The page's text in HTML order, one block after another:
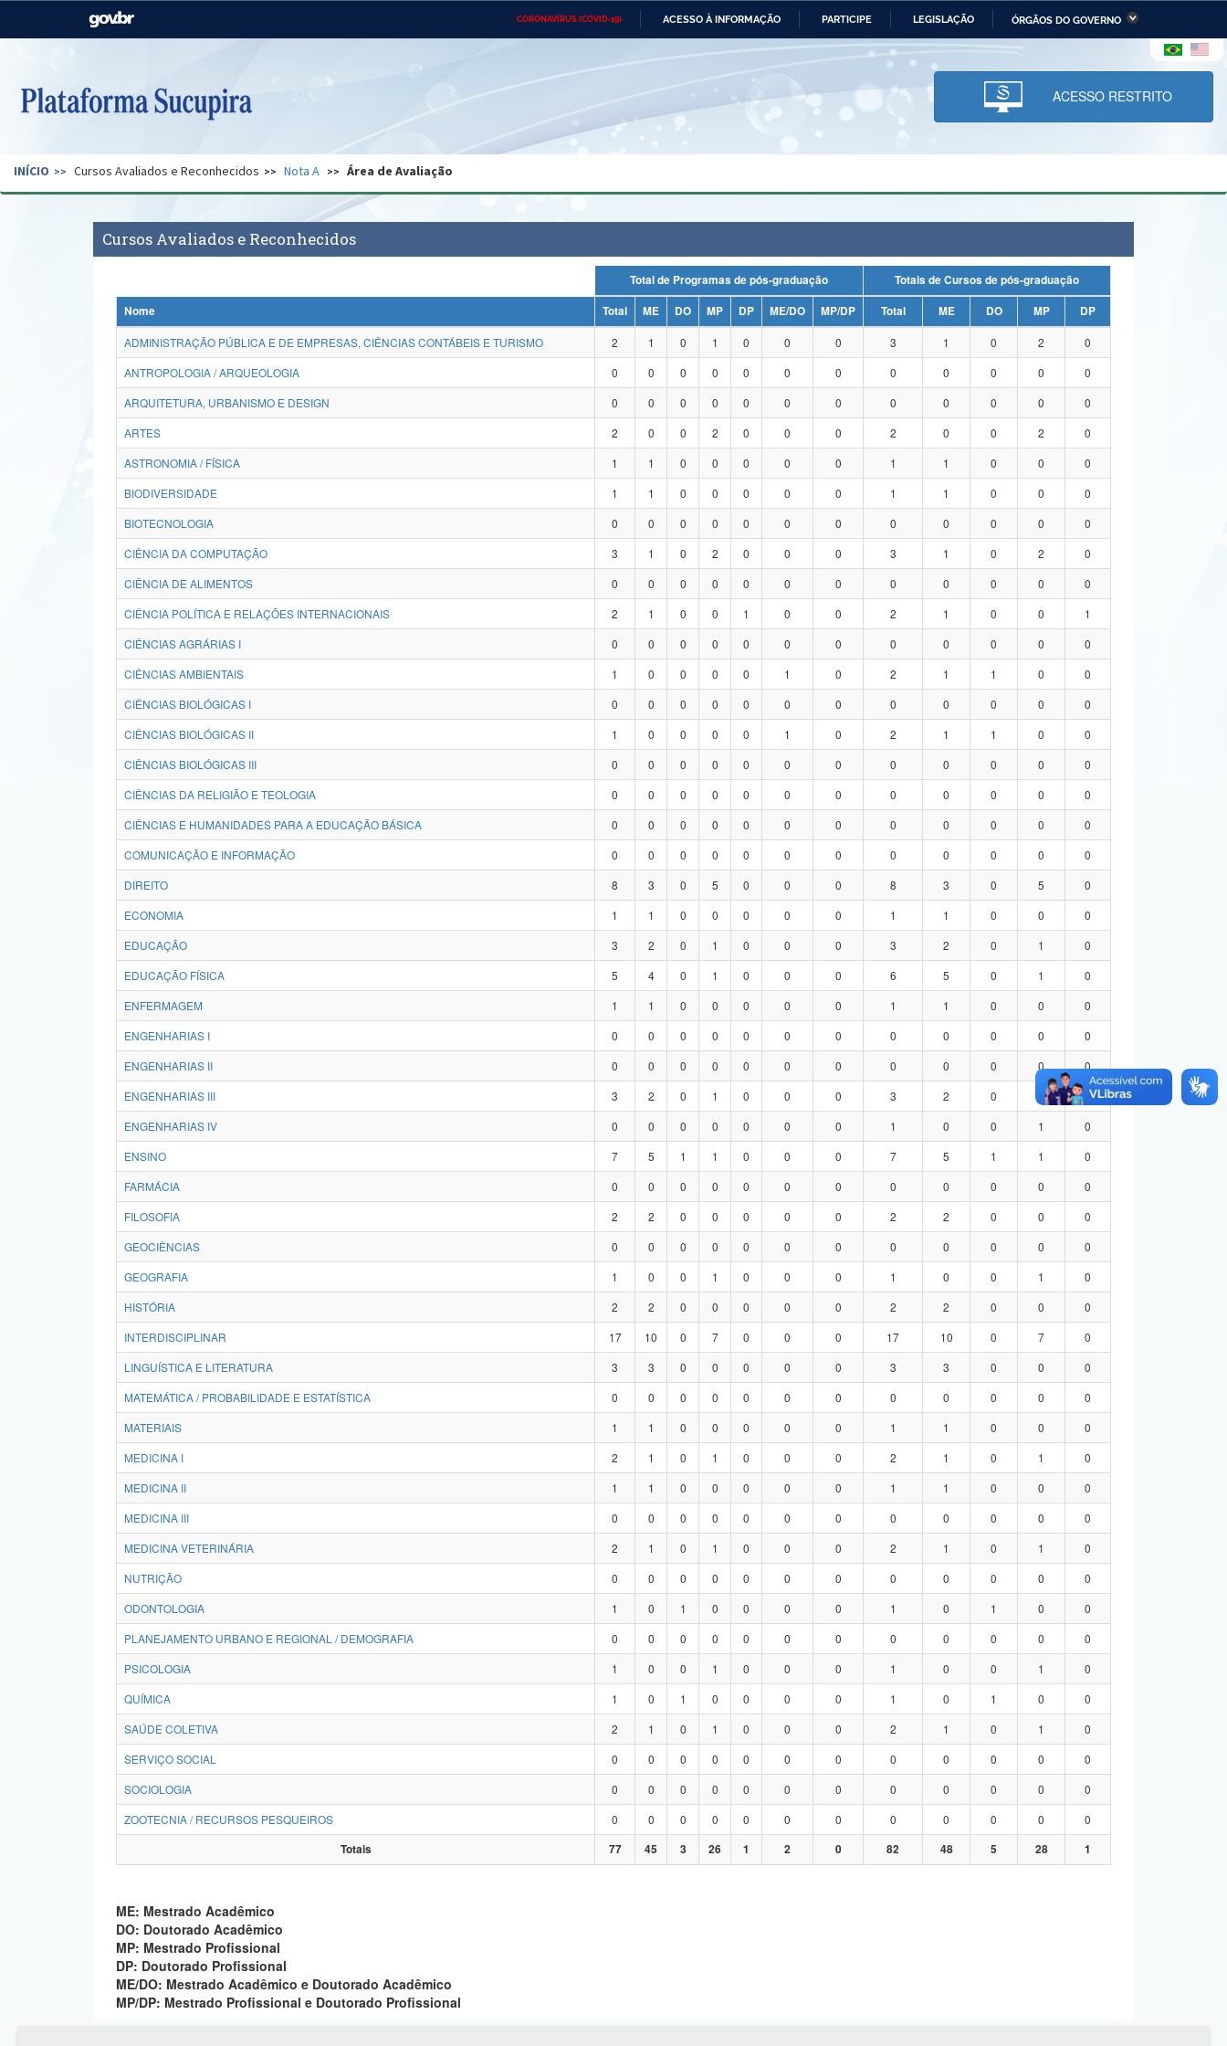
CORONAVÍRUS (COVID-19) ACESSO À INFORMAÇÃO PARTICIPE LEGISLAÇÃO ÓRGÃOS DO GOVERNO
Casa Civil Ministério das Relações Ministério da Economia Ministério da Infraestrutura
Pecuária e Abastecimento
Ministério da Ciência,
Tecnologia, Inovações e
Comunicações
Ministério do Desenvolvimento
Regional e dos Direitos Humanos
Secretaria de Governo Gabinete de Segurança Advocacia-Geral da União Banco Central do Brasil Planalto
ACESSO RESTRITO
INÍCIO Cursos Avaliados e Reconhecidos Nota A Área de Avaliação
Cursos Avaliados e Reconhecidos
Total de Programas de pós-graduação
Totais de Cursos de pós-graduação
Nome
Total ME DO MP DP ME/DO MP/DP Total ME DO MP
DP
ADMINISTRAÇÃO PÚBLICA E DE EMPRESAS, CIÊNCIAS CONTÁBEIS E TURISMO
2 1 0 1 0 0 0 3 1 0 2
0
ANTROPOLOGIA / ARQUEOLOGIA
0 0 0 0 0 0 0 0 0 0 0
0
ARQUITETURA, URBANISMO E DESIGN
0 0 0 0 0 0 0 0 0 0 0
0
ARTES
2 0 0 2 0 0 0 2 0 0 2
0
ASTRONOMIA / FÍSICA
1 1 0 0 0 0 0 1 1 0 0
0
BIODIVERSIDADE
1 1 0 0 0 0 0 1 1 0 0
0
BIOTECNOLOGIA
0 0 0 0 0 0 0 0 0 0 0
0
CIÊNCIA DA COMPUTAÇÃO
3 1 0 2 0 0 0 3 1 0 2
0
CIÊNCIA DE ALIMENTOS
0 0 0 0 0 0 0 0 0 0 0
0
CIÊNCIA POLÍTICA E RELAÇÕES INTERNACIONAIS
2 1 0 0 1 0 0 2 1 0 0
1
CIÊNCIAS AGRÁRIAS I
0 0 0 0 0 0 0 0 0 0 0
0
CIÊNCIAS AMBIENTAIS
1 0 0 0 0 1 0 2 1 1 0
0
CIÊNCIAS BIOLÓGICAS I
0 0 0 0 0 0 0 0 0 0 0
0
CIÊNCIAS BIOLÓGICAS II
1 0 0 0 0 1 0 2 1 1 0
0
CIÊNCIAS BIOLÓGICAS III
0 0 0 0 0 0 0 0 0 0 0
0
CIÊNCIAS DA RELIGIÃO E TEOLOGIA
0 0 0 0 0 0 0 0 0 0 0
0
CIÊNCIAS E HUMANIDADES PARA A EDUCAÇÃO BÁSICA
0 0 0 0 0 0 0 0 0 0 0
0
COMUNICAÇÃO E INFORMAÇÃO
0 0 0 0 0 0 0 0 0 0 0
0
DIREITO
8 3 0 5 0 0 0 8 3 0 5
0
ECONOMIA
1 1 0 0 0 0 0 1 1 0 0
0
EDUCAÇÃO
3 2 0 1 0 0 0 3 2 0 1
0
EDUCAÇÃO FÍSICA
5 4 0 1 0 0 0 6 5 0 1
0
ENFERMAGEM
1 1 0 0 0 0 0 1 1 0 0
0
ENGENHARIAS I
0 0 0 0 0 0 0 0 0 0 0
0
ENGENHARIAS II
0 0 0 0 0 0 0 0 0 0 0
0
ENGENHARIAS III
3 2 0 1 0 0 0 3 2 0
0
ENGENHARIAS IV
0 0 0 0 0 0 0 1 0 0 1
0
ENSINO
7 5 1 1 0 0 0 7 5 1 1
0
FARMÁCIA
0 0 0 0 0 0 0 0 0 0 0
0
FILOSOFIA
2 2 0 0 0 0 0 2 2 0 0
0
GEOCIÊNCIAS
0 0 0 0 0 0 0 0 0 0 0
0
GEOGRAFIA
1 0 0 1 0 0 0 1 0 0 1
0
HISTÓRIA
2 2 0 0 0 0 0 2 2 0 0
0
INTERDISCIPLINAR
17 10 0 7 0 0 0 17 10 0 7
0
LINGUÍSTICA E LITERATURA
3 3 0 0 0 0 0 3 3 0 0
0
MATEMÁTICA / PROBABILIDADE E ESTATÍSTICA
0 0 0 0 0 0 0 0 0 0 0
0
MATERIAIS
1 1 0 0 0 0 0 1 1 0 0
0
MEDICINA I
2 1 0 1 0 0 0 2 1 0 1
0
MEDICINA II
1 1 0 0 0 0 0 1 1 0 0
0
MEDICINA III
0 0 0 0 0 0 0 0 0 0 0
0
MEDICINA VETERINÁRIA
2 1 0 1 0 0 0 2 1 0 1
0
NUTRIÇÃO
0 0 0 0 0 0 0 0 0 0 0
0
ODONTOLOGIA
1 0 1 0 0 0 0 1 0 1 0
0
PLANEJAMENTO URBANO E REGIONAL / DEMOGRAFIA
0 0 0 0 0 0 0 0 0 0 0
0
PSICOLOGIA
1 0 0 1 0 0 0 1 0 0 1
0
QUÍMICA
1 0 1 0 0 0 0 1 0 1 0
0
SAÚDE COLETIVA
2 1 0 1 0 0 0 2 1 0 1
0
SERVIÇO SOCIAL
0 0 0 0 0 0 0 0 0 0 0
0
SOCIOLOGIA
0 0 0 0 0 0 0 0 0 0 0
0
ZOOTECNIA / RECURSOS PESQUEIROS
0 0 0 0 0 0 0 0 0 0 0
0
Totais
77 45 3 26 1 2 0 82 48 5 28 1
ME: Mestrado Acadêmico
DO: Doutorado Acadêmico
MP: Mestrado Profissional
DP: Doutorado Profissional
ME/DO: Mestrado Acadêmico e Doutorado Acadêmico
MP/DP: Mestrado Profissional e Doutorado Profissional